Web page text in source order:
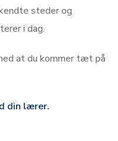
steder og
i dag.
at du kommer tæt på
din lærer.